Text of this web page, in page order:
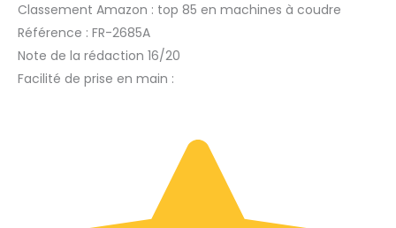
Classement Amazon : top 85 en machines à coudre
Référence : FR-2685A
Note de la rédaction 16/20
Facilité de prise en main :